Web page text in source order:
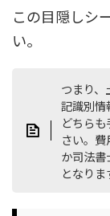
この目隠しシ
い。
つまり
記識別情
どちら
さい。
か司法
となりま